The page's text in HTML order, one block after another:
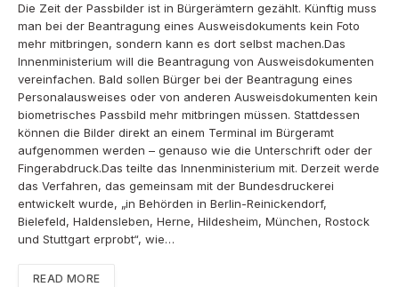
Die Zeit der Passbilder ist in Bürgerämtern gezählt. Künftig muss
man bei der Beantragung eines Ausweisdokuments kein Foto
mehr mitbringen, sondern kann es dort selbst machen.Das
Innenministerium will die Beantragung von Ausweisdokumenten
vereinfachen. Bald sollen Bürger bei der Beantragung eines
Personalausweises oder von anderen Ausweisdokumenten kein
biometrisches Passbild mehr mitbringen müssen. Stattdessen
können die Bilder direkt an einem Terminal im Bürgeramt
aufgenommen werden – genauso wie die Unterschrift oder der
Fingerabdruck.Das teilte das Innenministerium mit. Derzeit werde
das Verfahren, das gemeinsam mit der Bundesdruckerei
entwickelt wurde, „in Behörden in Berlin-Reinickendorf,
Bielefeld, Haldensleben, Herne, Hildesheim, München, Rostock
und Stuttgart erprobt“, wie…
READ MORE